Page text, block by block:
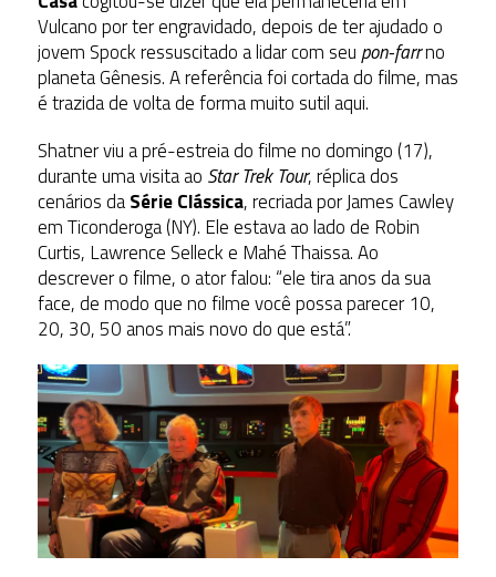
Vulcano por ter engravidado, depois de ter ajudado o
jovem Spock ressuscitado a lidar com seu pon-farrno
planeta Gênesis. A referência foi cortada do filme, mas
é trazida de volta de forma muito sutil aqui.
Shatner viu a pré-estreia do filme no domingo (17),
durante uma visita ao Star Trek Tour, réplica dos
cenários daSérie Clássica, recriada por James Cawley
em Ticonderoga (NY). Ele estava ao lado de Robin
Curtis, Lawrence Selleck e Mahé Thaissa. Ao
descrever o filme, o ator falou: “ele tira anos da sua
face, de modo que no filme você possa parecer 10,
20, 30, 50 anos mais novo do que está”.